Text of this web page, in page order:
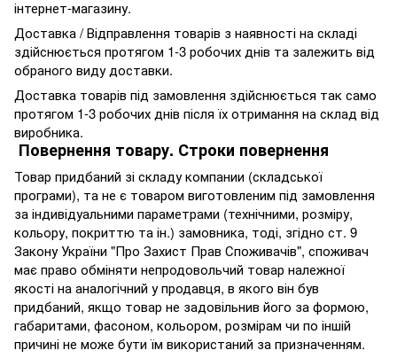
інтернет-магазину.
Доставка / Відправлення товарів з наявності на складі
здійснюється протягом 1-3 робочих днів та залежить від
обраного виду доставки.
Доставка товарів під замовлення здійснюється так само
протягом 1-3 робочих днів після їх отримання на склад від
виробника.
Повернення товару. Строки повернення
Товар придбаний зі складу компании (складської
програми), та не є товаром виготовленим під замовлення
за індивідуальними параметрами (технічними, розміру,
кольору, покриттю та ін.) замовника, тоді, згідно ст. 9
Закону України "Про Захист Прав Споживачів", споживач
має право обміняти непродовольчий товар належної
якості на аналогічний у продавця, в якого він був
придбаний, якщо товар не задовільнив його за формою,
габаритами, фасоном, кольором, розмірам чи по іншій
причині не може бути їм використаний за призначенням.